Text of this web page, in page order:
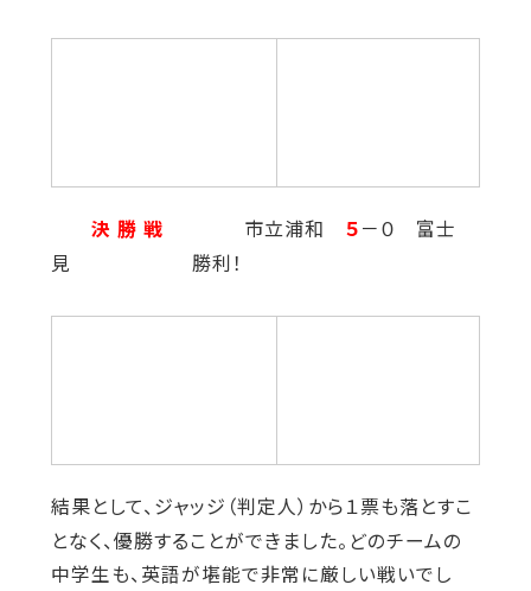
決 勝 戦 市立浦和 ５－０ 富士
見 勝利！
結果として、ジャッジ（判定人）から１票も落とすこ
となく、優勝することができました。どのチームの
中学生も、英語が堪能で非常に厳しい戦いでし